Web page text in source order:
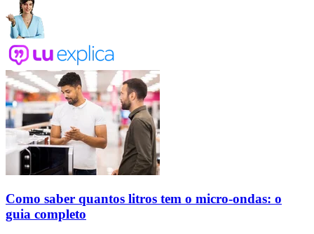
Como saber quantos litros tem o micro-ondas: o
guia completo